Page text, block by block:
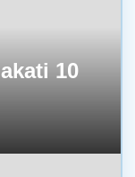
10